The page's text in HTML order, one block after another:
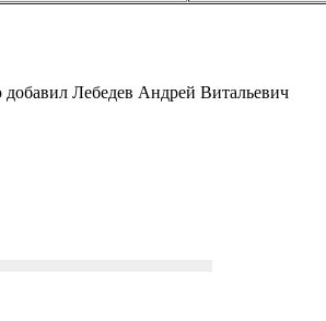
Лебедев Андрей Витальевич